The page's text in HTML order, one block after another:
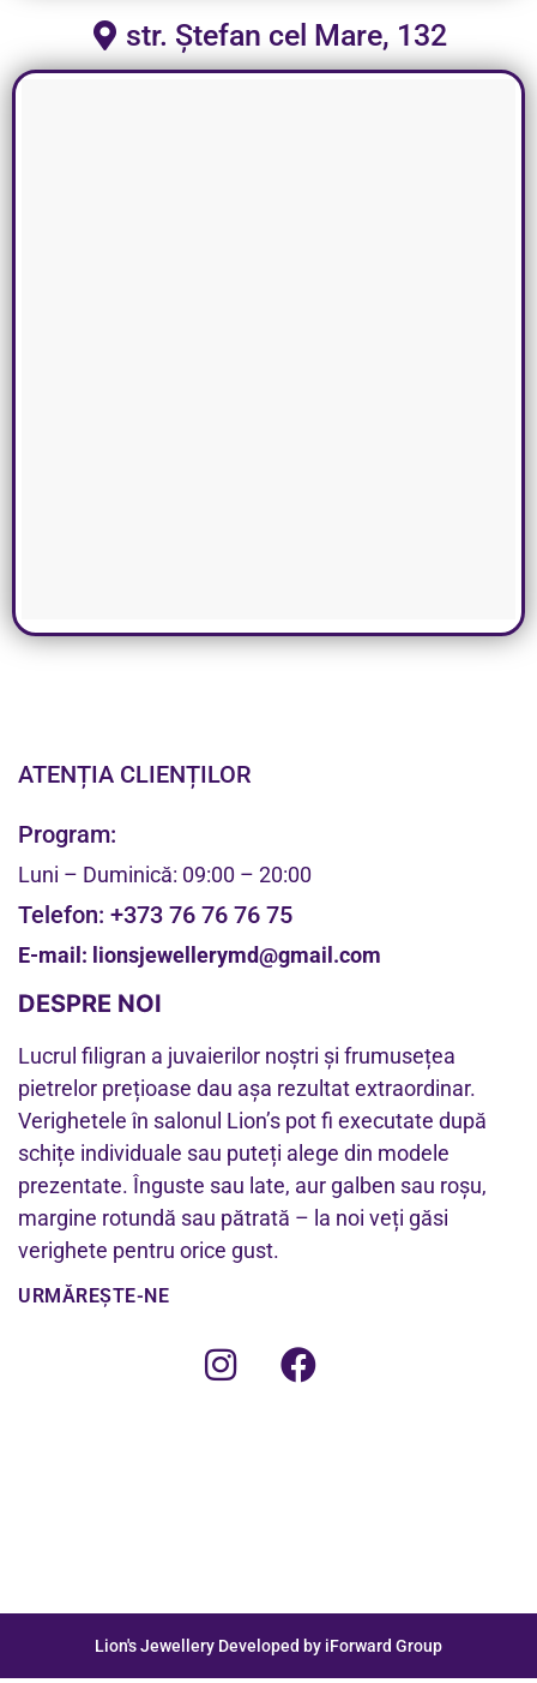
str. Ștefan cel Mare, 132
ATENȚIA CLIENȚILOR
Program:
Luni – Duminică: 09:00 – 20:00
Telefon: +373 76 76 76 75
E-mail: lionsjewellerymd@gmail.com
DESPRE NOI
Lucrul filigran a juvaierilor noștri și frumusețea
pietrelor prețioase dau așa rezultat extraordinar.
Verighetele în salonul Lion’s pot fi executate după
schițe individuale sau puteți alege din modele
prezentate. Înguste sau late, aur galben sau roșu,
margine rotundă sau pătrată – la noi veți găsi
verighete pentru orice gust.
URMĂREȘTE-NE
Lion's Jewellery Developed by iForward Group